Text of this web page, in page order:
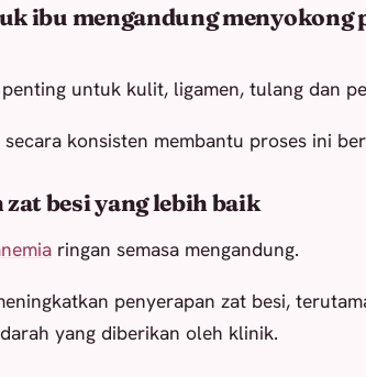
ibu mengandung menyokong
untuk kulit, ligamen, tulang dan
konsisten membantu proses ini
zat besi yang lebih baik
ringan semasa mengandung.
penyerapan zat besi,
yang diberikan oleh klinik.